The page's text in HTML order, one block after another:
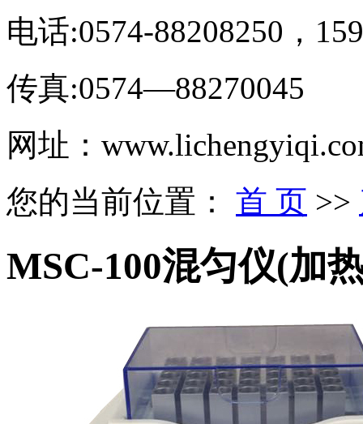
电话:0574-88208250，
传真:0574—88270045
网址：
您的当前位置： 首 页 >>
MSC-100混匀仪(加